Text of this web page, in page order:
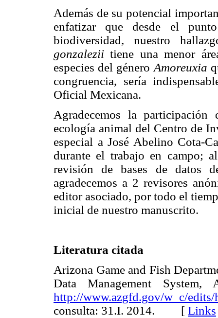
Además de su potencial
enfatizar que desde el
biodiversidad, nuestro
gonzalezii tiene una menor
especies del género Amoreuxia
congruencia, sería
Oficial Mexicana.
Agradecemos la
ecología animal del Centro de
especial a José Abelino Cota-
durante el trabajo en campo;
revisión de bases de datos
agradecemos a 2 revisores
editor asociado, por todo el
inicial de nuestro manuscrito.
Literatura citada
Arizona Game and Fish
Data Management System,
http://www.azgfd.gov/w_c/edits/
consulta: 31.I. 2014. [ Links